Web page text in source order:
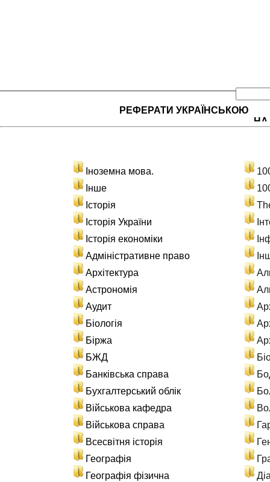
РЕФЕРАТИ УКРАЇНСЬКОЮ
НА
Іноземна мова.
Інше
Історія
Історія України
Історія економіки
Адміністративне право
Архітектура
Астрономія
Аудит
Біологія
Біржа
БЖД
Банківська справа
Бухгалтерський облік
Військова кафедра
Військова справа
Всесвітня історія
Географія
Географія фізична